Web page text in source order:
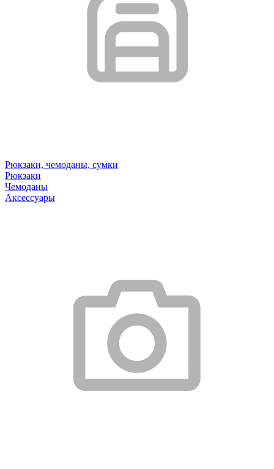
Рюкзаки, чемоданы, сумки
Рюкзаки
Чемоданы
Аксессуары